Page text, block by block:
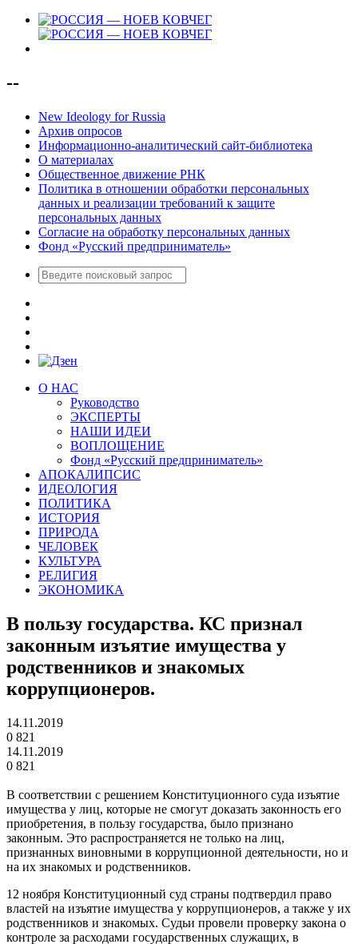
--
New Ideology for Russia
Архив опросов
Информационно-аналитический сайт-библиотека
О материалах
Общественное движение РНК
Политика в отношении обработки персональных
данных и реализации требований к защите
персональных данных
Согласие на обработку персональных данных
Фонд «Русский предприниматель»
О НАС
Руководство
ЭКСПЕРТЫ
НАШИ ИДЕИ
ВОПЛОЩЕНИЕ
Фонд «Русский предприниматель»
АПОКАЛИПСИС
ИДЕОЛОГИЯ
ПОЛИТИКА
ИСТОРИЯ
ПРИРОДА
ЧЕЛОВЕК
КУЛЬТУРА
РЕЛИГИЯ
ЭКОНОМИКА
В пользу государства. КС признал
законным изъятие имущества у
родственников и знакомых
коррупционеров.
14.11.2019
0 821
14.11.2019
0 821
В соответствии с решением Конституционного суда изъятие
имущества у лиц, которые не смогут доказать законность его
приобретения, в пользу государства, было признано
законным. Это распространяется не только на лиц,
признанных виновными в коррупционной деятельности, но и
на их знакомых и родственников.
12 ноября Конституционный суд страны подтвердил право
властей на изъятие имущества у коррупционеров, а также у их
родственников и знакомых. Судьи провели проверку закона о
контроле за расходами государственных служащих, в